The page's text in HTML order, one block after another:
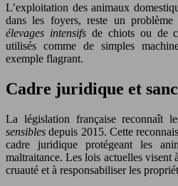
L’exploitation des animaux
dans les foyers, reste un problème
élevages intensifsde chiots ou de
utilisés comme de simples
exemple flagrant.
Cadre juridique et
La législation française reconnaît
sensibles depuis 2015. Cette
cadre juridique protégeant les
maltraitance. Les lois actuelles visent
cruauté et à responsabiliser les